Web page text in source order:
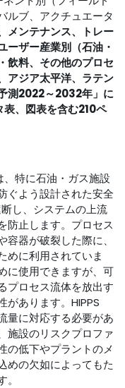
ルブ、アクチュエータ
メンテナンス、トレー
ーザー産業別（石油・
飲料、その他のプロセ
アジア太平洋、ラテン
測2022～2032年」に
、図表を含む210ペ
、特に石油・ガス施設
ぐよう設計された安全
し、システムの上流
防止します。プロセス
器が破裂した際に、
めに利用されていま
に使用できますが、可
プロセス流体を放出す
があります。HIPPS
量に対応する必要があ
施設のリスクプロファ
の低下やプラントのメ
めの欠如によってもた